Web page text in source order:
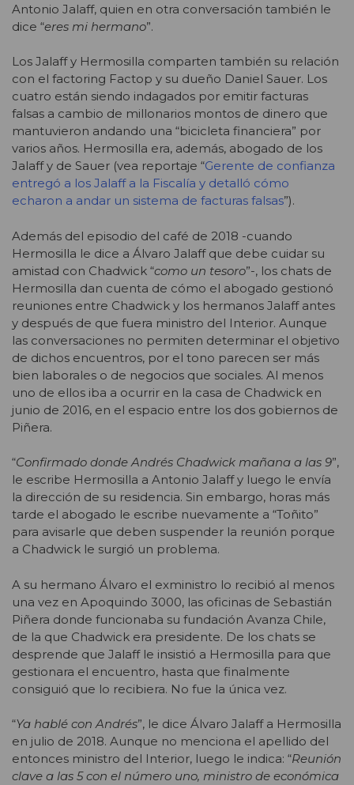
Antonio Jalaff, quien en otra conversación también le
dice “eres mi hermano”.
Los Jalaff y Hermosilla comparten también su relación
con el factoring Factop y su dueño Daniel Sauer. Los
cuatro están siendo indagados por emitir facturas
falsas a cambio de millonarios montos de dinero que
mantuvieron andando una “bicicleta financiera” por
varios años. Hermosilla era, además, abogado de los
Jalaff y de Sauer (vea reportaje “Gerente de confianza
entregó a los Jalaff a la Fiscalía y detalló cómo
echaron a andar un sistema de facturas falsas”).
Además del episodio del café de 2018 -cuando
Hermosilla le dice a Álvaro Jalaff que debe cuidar su
amistad con Chadwick “como un tesoro”-, los chats de
Hermosilla dan cuenta de cómo el abogado gestionó
reuniones entre Chadwick y los hermanos Jalaff antes
y después de que fuera ministro del Interior. Aunque
las conversaciones no permiten determinar el objetivo
de dichos encuentros, por el tono parecen ser más
bien laborales o de negocios que sociales. Al menos
uno de ellos iba a ocurrir en la casa de Chadwick en
junio de 2016, en el espacio entre los dos gobiernos de
Piñera.
“Confirmado donde Andrés Chadwick mañana a las 9”,
le escribe Hermosilla a Antonio Jalaff y luego le envía
la dirección de su residencia. Sin embargo, horas más
tarde el abogado le escribe nuevamente a “Toñito”
para avisarle que deben suspender la reunión porque
a Chadwick le surgió un problema.
A su hermano Álvaro el exministro lo recibió al menos
una vez en Apoquindo 3000, las oficinas de Sebastián
Piñera donde funcionaba su fundación Avanza Chile,
de la que Chadwick era presidente. De los chats se
desprende que Jalaff le insistió a Hermosilla para que
gestionara el encuentro, hasta que finalmente
consiguió que lo recibiera. No fue la única vez.
“Ya hablé con Andrés”, le dice Álvaro Jalaff a Hermosilla
en julio de 2018. Aunque no menciona el apellido del
entonces ministro del Interior, luego le indica: “Reunión
clave a las 5 con el número uno, ministro de económica